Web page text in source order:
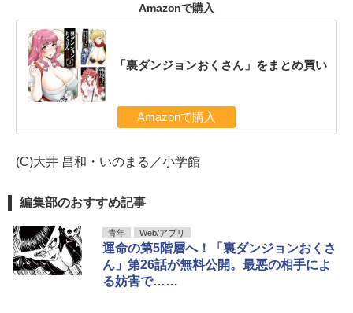
Amazonで購入
「裏ダンジョンおくさん」をまとめ買い
Amazonで購入
(C)大井 昌和・いのまる／小学館
編集部のおすすめ記事
青年 Web/アプリ
運命の第5階層へ！「裏ダンジョンおくさ
ん」第26話が無料公開。最悪の相手によ
る妨害で……